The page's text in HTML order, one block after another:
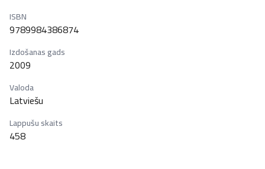
ISBN
9789984386874
Izdošanas gads
2009
Valoda
Latviešu
Lappušu skaits
458